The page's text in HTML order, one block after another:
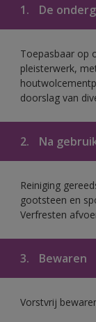
1. De
Toepasbaar op
pleisterwerk,
doorslag van
2. Na
Reiniging
gootsteen en
Verfresten
3. Bewaren
Vorstvrij